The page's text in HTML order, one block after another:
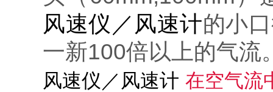
风速仪／风速计的小
一新100倍以上的气流
风速仪／风速计 在空气流